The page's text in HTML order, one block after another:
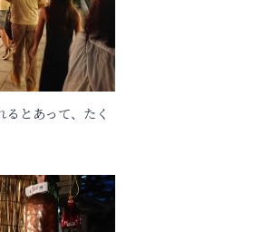
とあって、たく